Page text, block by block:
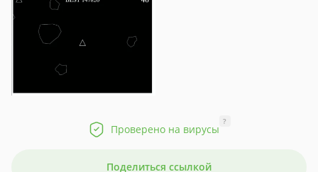
Проверено на вирусы
?
Поделиться ссылкой